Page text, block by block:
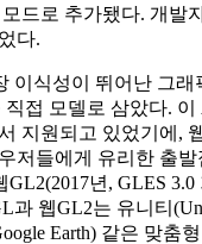
드로 추가됐다. 개발
다.
이식성이 뛰어난 그래
직접 모델로 삼았다.
지원되고 있었기에,
저들에게 유리한 출
년, GLES 3.0
과 웹GL2는 유니티
Earth) 같은 맞춤